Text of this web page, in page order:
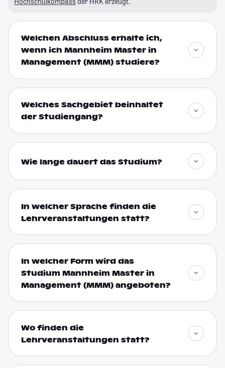
Welchen Abschluss erhalte ich,
wenn ich Mannheim Master in
Management (MMM) studiere?
Welches Sachgebiet beinhaltet
der Studiengang?
Wie lange dauert das Studium?
In welcher Sprache finden die
Lehrveranstaltungen statt?
In welcher Form wird das
Studium Mannheim Master in
Management (MMM) angeboten?
Wo finden die
Lehrveranstaltungen statt?